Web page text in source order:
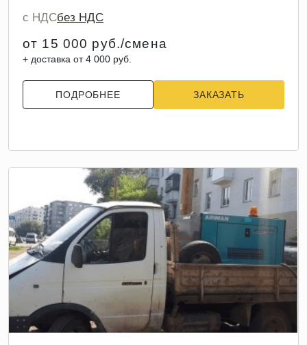
с НДСбез НДС
от 15 000 руб./смена
+ доставка от 4 000 руб.
ПОДРОБНЕЕ ЗАКАЗАТЬ